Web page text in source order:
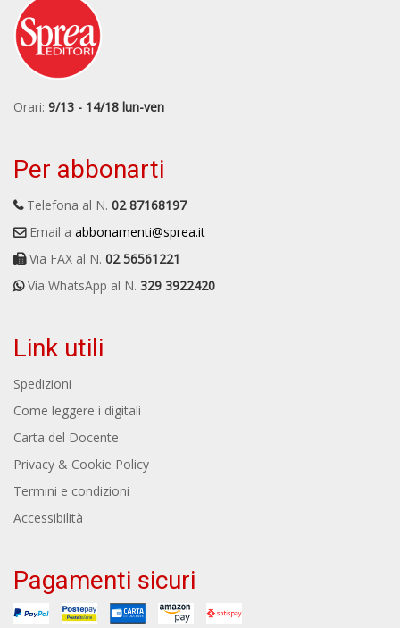
Orari: 9/13 - 14/18 lun-ven
Per abbonarti
Telefona al N. 02 87168197
Email a abbonamenti@sprea.it
Via FAX al N. 02 56561221
Via WhatsApp al N. 329 3922420
Link utili
Spedizioni
Come leggere i digitali
Carta del Docente
Privacy & Cookie Policy
Termini e condizioni
Accessibilità
Pagamenti sicuri